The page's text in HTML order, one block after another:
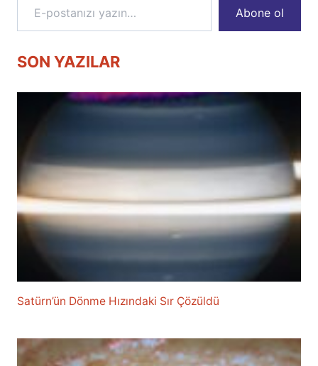
Abone ol
SON YAZILAR
Satürn’ün Dönme Hızındaki Sır Çözüldü